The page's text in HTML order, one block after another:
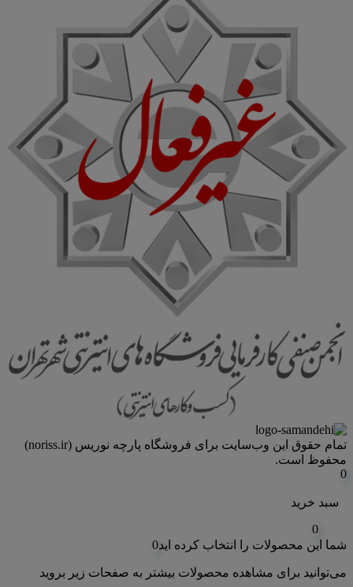
تمام حقوق اين وب‌سايت برای فروشگاه پارچه نوریس (noriss.ir)
محفوظ است.
0
سبد خرید
0
شما این محصولات را انتخاب کرده اید0
می‌توانید برای مشاهده محصولات بیشتر به صفحات زیر بروید